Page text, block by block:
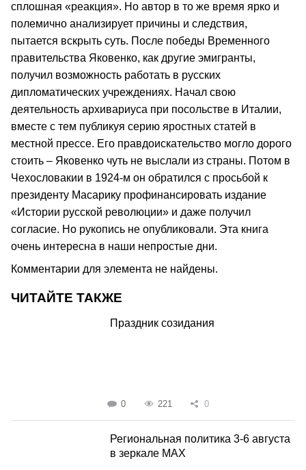
сплошная «реакция». Но автор в то же время ярко и
полемично анализирует причины и следствия,
пытается вскрыть суть. После победы Временного
правительства Яковенко, как другие эмигранты,
получил возможность работать в русских
дипломатических учреждениях. Начал свою
деятельность архивариуса при посольстве в Италии,
вместе с тем публикуя серию яростных статей в
местной прессе. Его правдоискательство могло дорого
стоить – Яковенко чуть не выслали из страны. Потом в
Чехословакии в 1924-м он обратился с просьбой к
президенту Масарику профинансировать издание
«Истории русской революции» и даже получил
согласие. Но рукопись не опубликовали. Эта книга
очень интересна в наши непростые дни.
Комментарии для элемента не найдены.
ЧИТАЙТЕ ТАКЖЕ
Праздник созидания
0 221 0
Региональная политика 3-6 августа
в зеркале MAX